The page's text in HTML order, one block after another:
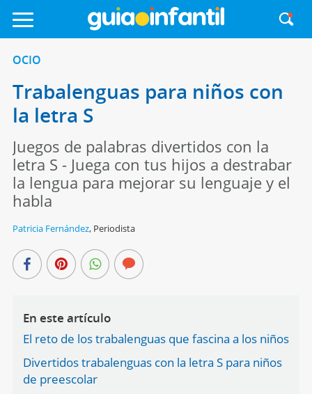
OCIO
Trabalenguas para niños con
la letra S
Juegos de palabras divertidos con la
letra S - Juega con tus hijos a destrabar
la lengua para mejorar su lenguaje y el
habla
Patricia Fernández, Periodista
En este artículo
El reto de los trabalenguas que fascina a los niños
Divertidos trabalenguas con la letra S para niños
de preescolar